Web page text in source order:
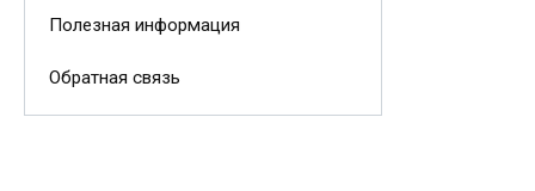
Полезная информация
Обратная связь